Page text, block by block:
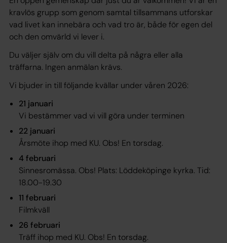
kravlös grupp som genom samtal tillsammans utforskar
vad livet kan innebära och vad tro är, både för egen del
och den omvärld vi lever i.
Du väljer själv om du vill delta på några eller alla
träffarna. Ingen anmälan krävs.
Vi bjuder in till följande kvällar under våren 2026:
21 januari
Vi bestämmer vad vi vill göra under terminen
22 januari
Årsmöte ihop med KU. Obs! En torsdag.
4 februari
Sinnesromässa. Obs! Plats: Löddeköpinge kyrka. Tid:
18.00-19.30
11 februari
Filmkväll
26 februari
Träff ihop med KU. Obs! En torsdag.